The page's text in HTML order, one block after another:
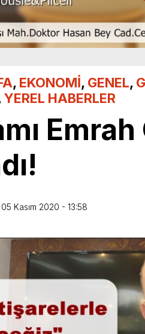
, EKONOMİ, GENEL,
YEREL HABERLER
05 Kasım 2020 - 13:58